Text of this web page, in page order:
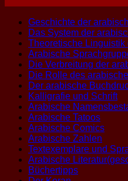
Geschichte der
Das System der
Theoretische Linguistik
Arabische
Die Verbreitung der
Die Rolle des
Der arabische
Kalligrafie und Schrift
Arabische
Arabische Tatoos
Arabische Comics
Arabische Zahlen
Textexemplare und
Arabische
Büchertipps